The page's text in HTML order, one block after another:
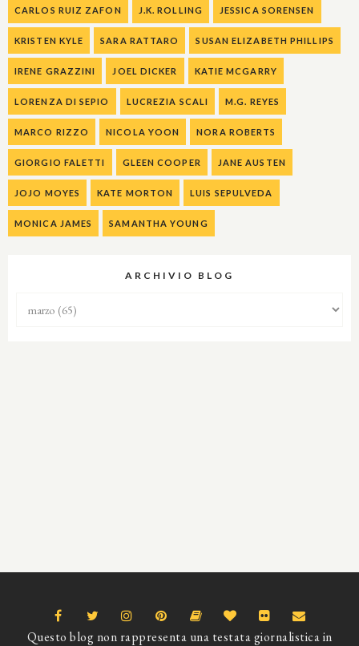
CARLOS RUIZ ZAFON J.K. ROLLING JESSICA SORENSEN
KRISTEN KYLE SARA RATTARO SUSAN ELIZABETH PHILLIPS
IRENE GRAZZINI JOEL DICKER KATIE MCGARRY
LORENZA DI SEPIO LUCREZIA SCALI M.G. REYES
MARCO RIZZO NICOLA YOON NORA ROBERTS
GIORGIO FALETTI GLEEN COOPER JANE AUSTEN
JOJO MOYES KATE MORTON LUIS SEPULVEDA
MONICA JAMES SAMANTHA YOUNG
ARCHIVIO BLOG
Questo blog non rappresenta una testata giornalistica in